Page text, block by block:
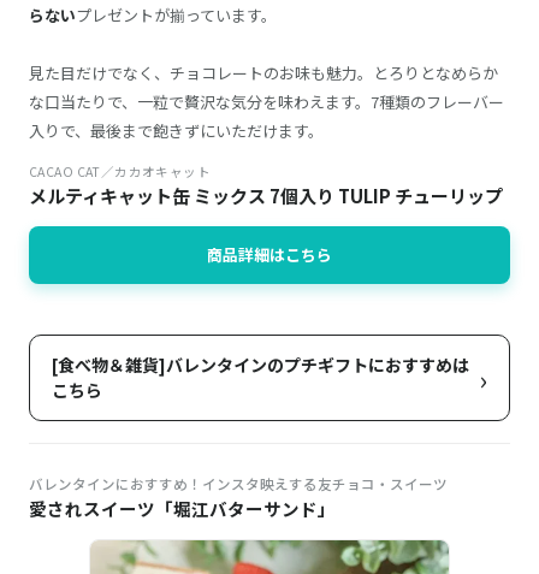
らないプレゼントが揃っています。
見た目だけでなく、チョコレートのお味も魅力。とろりとなめらか
な口当たりで、一粒で贅沢な気分を味わえます。7種類のフレーバー
入りで、最後まで飽きずにいただけます。
CACAO CAT／カカオキャット
メルティキャット缶 ミックス 7個入り TULIP チューリップ
商品詳細はこちら
[食べ物＆雑貨]バレンタインのプチギフトにおすすめは
こちら
›
バレンタインにおすすめ！インスタ映えする友チョコ・スイーツ
愛されスイーツ「堀江バターサンド」